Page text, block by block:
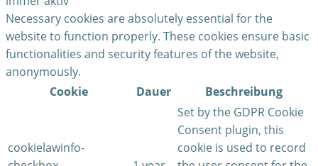
Necessary cookies are absolutely essential for the
website to function properly. These cookies ensure basic
functionalities and security features of the website,
anonymously.
Cookie
Dauer Beschreibung
cookielawinfo-
Set by the GDPR Cookie
Consent plugin, this
cookie is used to record